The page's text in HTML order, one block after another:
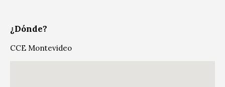
¿Dónde?
CCE Montevideo